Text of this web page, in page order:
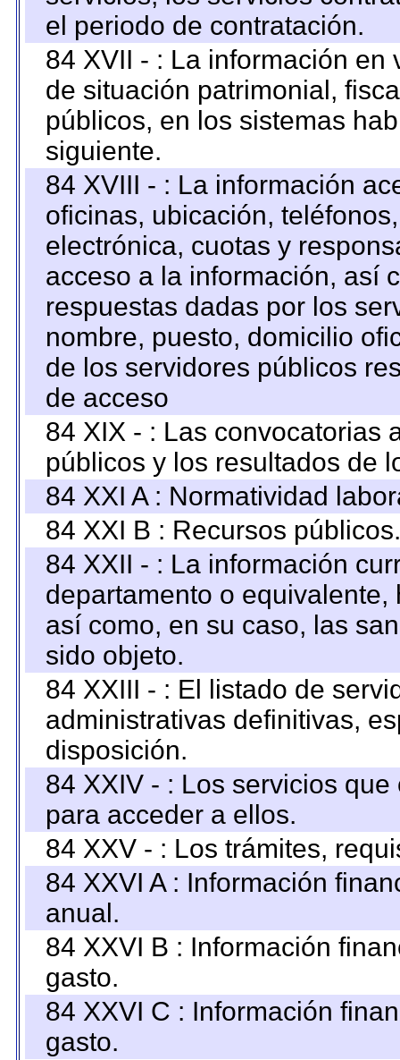
el periodo de contratación.
84 XVII - : La información
de situación patrimonial,
públicos, en los sistemas
siguiente.
84 XVIII - : La información
oficinas, ubicación,
electrónica, cuotas y
acceso a la información, así
respuestas dadas por los
nombre, puesto, domicilio
de los servidores públicos
de acceso
84 XIX - : Las convocatorias
públicos y los resultados de
84 XXI A : Normatividad
84 XXI B : Recursos públicos.
84 XXII - : La información
departamento o
así como, en su caso, las
sido objeto.
84 XXIII - : El listado de
administrativas definitivas,
disposición.
84 XXIV - : Los servicios
para acceder a ellos.
84 XXV - : Los trámites,
84 XXVI A : Información
anual.
84 XXVI B : Información
gasto.
84 XXVI C : Información
gasto.